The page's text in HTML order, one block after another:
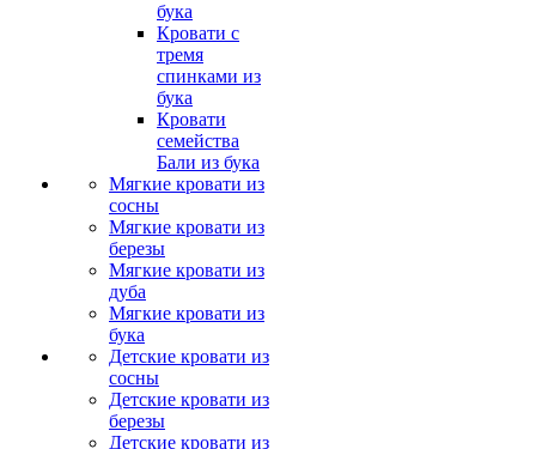
бука
Кровати с
тремя
спинками из
бука
Кровати
семейства
Бали из бука
Мягкие кровати из
сосны
Мягкие кровати из
березы
Мягкие кровати из
дуба
Мягкие кровати из
бука
Детские кровати из
сосны
Детские кровати из
березы
Детские кровати из